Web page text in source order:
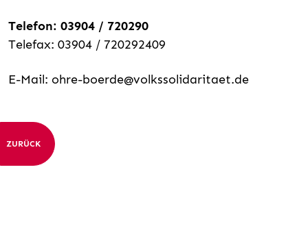
Telefon: 03904 / 720290
Telefax: 03904 / 720292409
E-Mail: ohre-boerde@volkssolidaritaet.de
ZURÜCK